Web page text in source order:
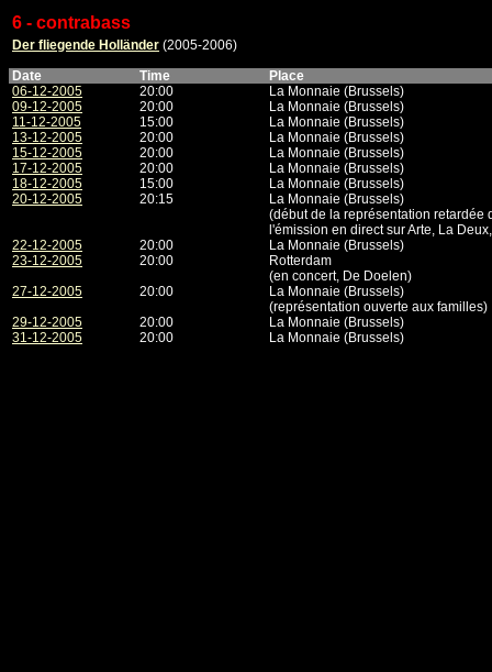
6 - contrabass
Der fliegende Holländer (2005-2006)
Date
Time
Place
06-12-2005
20:00
La Monnaie (Brussels)
09-12-2005
20:00
La Monnaie (Brussels)
11-12-2005
15:00
La Monnaie (Brussels)
13-12-2005
20:00
La Monnaie (Brussels)
15-12-2005
20:00
La Monnaie (Brussels)
17-12-2005
20:00
La Monnaie (Brussels)
18-12-2005
15:00
La Monnaie (Brussels)
20-12-2005
20:15
La Monnaie (Brussels)
(début de la représentation retardée
l'émission en direct sur Arte, La
22-12-2005
20:00
La Monnaie (Brussels)
23-12-2005
20:00
Rotterdam
(en concert, De Doelen)
27-12-2005
20:00
La Monnaie (Brussels)
(représentation ouverte aux familles)
29-12-2005
20:00
La Monnaie (Brussels)
31-12-2005
20:00 La Monnaie (Brussels)